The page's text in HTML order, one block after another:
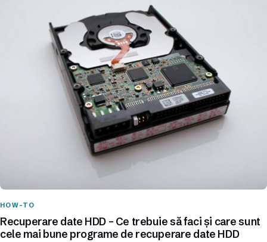
HOW-TO
Recuperare date HDD – Ce trebuie să faci și care sunt
cele mai bune programe de recuperare date HDD